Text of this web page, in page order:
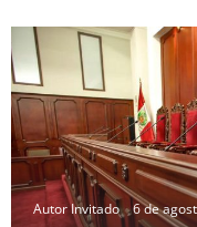
Autor Invitado 6 de